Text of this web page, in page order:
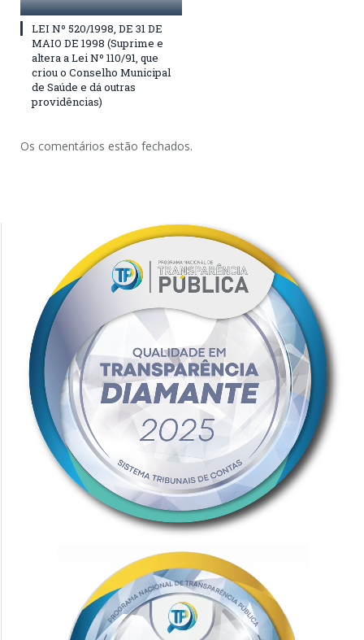
LEI Nº 520/1998, DE 31 DE
MAIO DE 1998 (Suprime e
altera a Lei Nº 110/91, que
criou o Conselho Municipal
de Saúde e dá outras
providências)
Os comentários estão fechados.